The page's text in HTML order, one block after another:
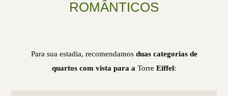
ROMÂNTICOS
Para sua estadia, recomendamos duas categorias de
quartos com vista para a Torre Eiffel: